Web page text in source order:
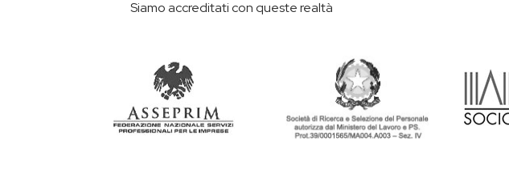
Siamo accreditati con queste realtà